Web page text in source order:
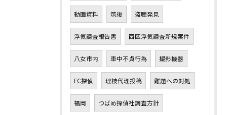
動画資料 筑後 盗聴発見
浮気調査報告書 西区浮気調査新規案件
八女市内 車中不貞行為 撮影機器
FC探偵 理枝代理投稿 難題への対処
福岡 つばめ探偵社調査方針